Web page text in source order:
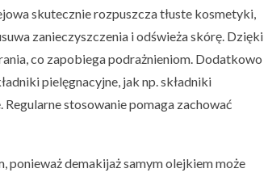
skutecznie rozpuszcza tłuste kosmetyki,
zanieczyszczenia i odświeża skórę. Dzięki
co zapobiega podrażnieniom. Dodatkowo
pielęgnacyjne, jak np. składniki
stosowanie pomaga zachować
ponieważ demakijaż samym olejkiem może